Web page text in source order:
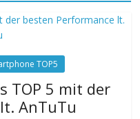
TOP5
TOP 5 mit der
AnTuTu